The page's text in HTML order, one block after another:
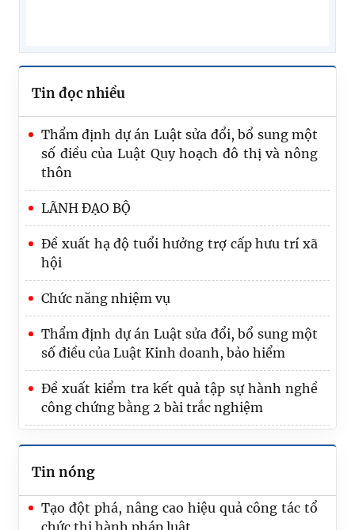
Tin đọc nhiều
Thẩm định dự án Luật sửa đổi, bổ sung một
số điều của Luật Quy hoạch đô thị và nông
thôn
LÃNH ĐẠO BỘ
Đề xuất hạ độ tuổi hưởng trợ cấp hưu trí xã
hội
Chức năng nhiệm vụ
Thẩm định dự án Luật sửa đổi, bổ sung một
số điều của Luật Kinh doanh, bảo hiểm
Đề xuất kiểm tra kết quả tập sự hành nghề
công chứng bằng 2 bài trắc nghiệm
Tin nóng
Trình Quốc hội dự án Luật Phát triển đô thị
Bộ Tư pháp trao Quyết định nghỉ hưu cho
công chức
Đổi mới toàn diện Luật về văn bản quy
chức thi hành pháp luật